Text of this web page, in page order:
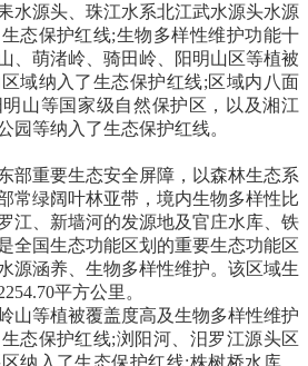
源头、珠江水系北江武水源头水源
态保护红线;生物多样性维护功能十
、萌渚岭、骑田岭、阳明山区等植被
域纳入了生态保护红线;区域内八面
山等国家级自然保护区，以及湘江
园等纳入了生态保护红线。
重要生态安全屏障，以森林生态系
常绿阔叶林亚带，境内生物多样性比
江、新墙河的发源地及官庄水库、铁
全国生态功能区划的重要生态功能区
源涵养、生物多样性维护。该区域生
平方公里。
等植被覆盖度高及生物多样性维护
态保护红线;浏阳河、汨罗江源头区